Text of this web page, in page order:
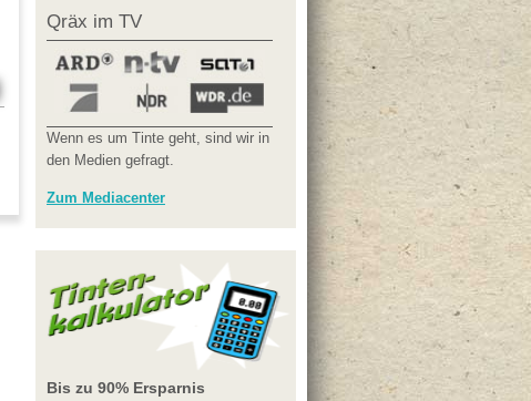
Qräx im TV
Wenn es um Tinte geht, sind wir in
den Medien gefragt.
Zum Mediacenter
Bis zu 90% Ersparnis